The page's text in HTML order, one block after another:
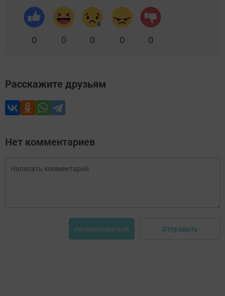
0 0 0 0 0
Расскажите друзьям
Нет комментариев
Авторизоваться Отправить